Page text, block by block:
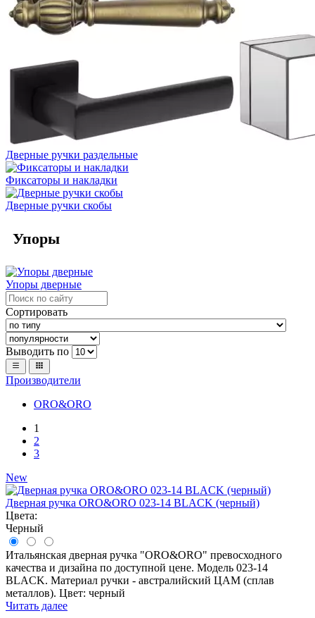
Дверные ручки раздельные
Фиксаторы и накладки
Дверные ручки скобы
Упоры
Упоры дверные
Сортировать
Выводить по
Производители
ORO&ORO
1
2
3
New
Дверная ручка ORO&ORO 023-14 BLACK (черный)
Цвета:
Черный
Итальянская дверная ручка "ORO&ORO" превосходного
качества и дизайна по доступной цене. Модель 023-14
BLACK. Материал ручки - австралийский ЦАМ (сплав
металлов). Цвет: черный
Читать далее